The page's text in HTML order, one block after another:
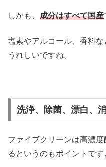
しかも、 成分はすべて国産
塩素やアルコール、香料
うれしいですね。
洗浄、除菌、漂白、
ファイブクリーンは高濃
るというのもポイントです